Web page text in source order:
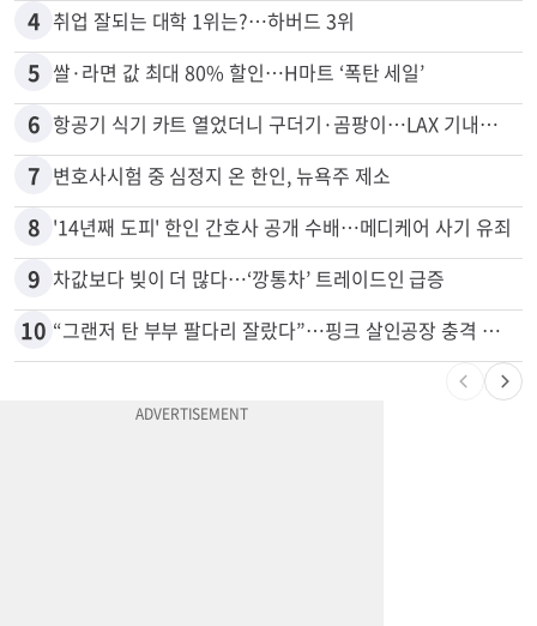
3 김원석 투자 사기 논란 고발 영상 파장
4 취업 잘되는 대학 1위는?…하버드 3위
5 쌀·라면 값 최대 80% 할인…H마트 ‘폭탄 세일’
6
7 변호사시험 중 심정지 온 한인, 뉴욕주 제소
8 '14년째 도피' 한인 간호사 공개 수배…메디케어 사기 유죄
9 차값보다 빚이 더 많다…‘깡통차’ 트레이드인 급증
“그랜저 탄 부부 팔다리 잘랐다”…핑크 살인공장 충격 실체